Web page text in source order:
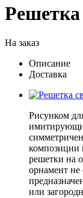
На заказ
Описание
Доставка
Рисунком
композиции
решетки на
орнамент
или